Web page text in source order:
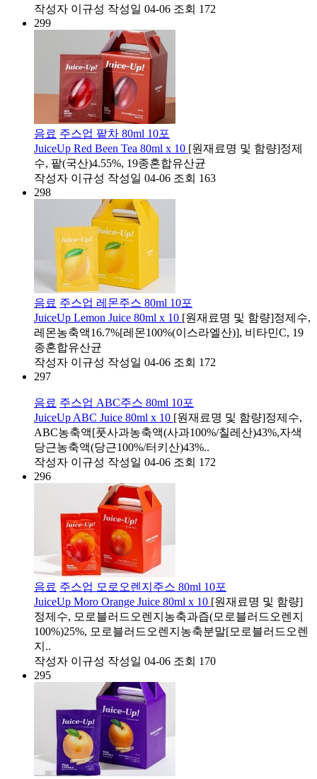
작성자 이규성 작성일 04-06 조회 172
299
음료 주스업 팥차 80ml 10포
JuiceUp Red Been Tea 80ml x 10 [원재료명 및 함량]​정제
수, 팥(국산)4.55%, 19종혼합유산균
작성자 이규성 작성일 04-06 조회 163
298
음료 주스업 레몬주스 80ml 10포
JuiceUp Lemon Juice 80ml x 10 [원재료명 및 함량]​정제수,
레몬농축액16.7%[레몬100%(이스라엘산)], 비타민C, 19
종혼합유산균
작성자 이규성 작성일 04-06 조회 172
297
음료 주스업 ABC주스 80ml 10포
JuiceUp ABC Juice 80ml x 10 [원재료명 및 함량]​정제수,
ABC농축액[풋사과농축액(사과100%/칠레산)43%,자색
당근농축액(당근100%/터키산)43%..
작성자 이규성 작성일 04-06 조회 172
296
음료 주스업 모로오렌지주스 80ml 10포
JuiceUp Moro Orange Juice 80ml x 10 [원재료명 및 함량]
정제수, 모로블러드오렌지농축과즙(모로블러드오렌지
100%)25%, 모로블러드오렌지농축분말[모로블러드오렌
지..
작성자 이규성 작성일 04-06 조회 170
295